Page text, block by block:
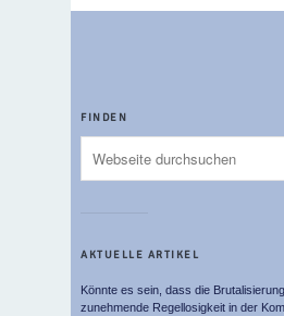
FINDEN
AKTUELLE ARTIKEL
Könnte es sein, dass die
zunehmende Regellosigkeit in der